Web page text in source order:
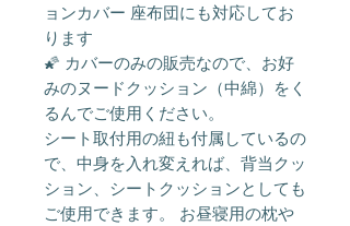
ョンカバー 座布団にも対応してお
ります
🌠 カバーのみの販売なので、お好
みのヌードクッション（中綿）をく
るんでご使用ください。
シート取付用の紐も付属しているの
で、中身を入れ変えれば、背当クッ
ション、シートクッションとしても
ご使用できます。 お昼寝用の枕や